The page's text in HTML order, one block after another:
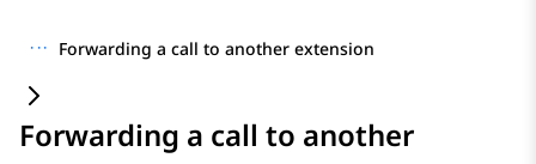
··· Forwarding a call to another extension
Forwarding a call to another